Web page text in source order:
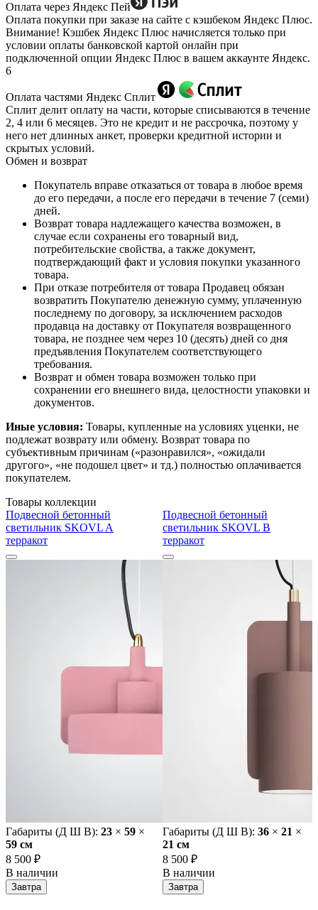
Оплата через Яндекс Пей
Оплата покупки при заказе на сайте с кэшбеком Яндекс Плюс.
Внимание! Кэшбек Яндекс Плюс начисляется только при
условии оплаты банковской картой онлайн при
подключенной опции Яндекс Плюс в вашем аккаунте Яндекс.
6
Оплата частями Яндекс Сплит
Сплит делит оплату на части, которые списываются в течение
2, 4 или 6 месяцев. Это не кредит и не рассрочка, поэтому у
него нет длинных анкет, проверки кредитной истории и
скрытых условий.
Обмен и возврат
Покупатель вправе отказаться от товара в любое время
до его передачи, а после его передачи в течение 7 (семи)
дней.
Возврат товара надлежащего качества возможен, в
случае если сохранены его товарный вид,
потребительские свойства, а также документ,
подтверждающий факт и условия покупки указанного
товара.
При отказе потребителя от товара Продавец обязан
возвратить Покупателю денежную сумму, уплаченную
последнему по договору, за исключением расходов
продавца на доставку от Покупателя возвращенного
товара, не позднее чем через 10 (десять) дней со дня
предъявления Покупателем соответствующего
требования.
Возврат и обмен товара возможен только при
сохранении его внешнего вида, целостности упаковки и
документов.
Иные условия: Товары, купленные на условиях уценки, не
подлежат возврату или обмену. Возврат товара по
субъективным причинам («разонравился», «ожидали
другого», «не подошел цвет» и тд.) полностью оплачивается
покупателем.
Товары коллекции
Подвесной бетонный
светильник SKOVL A
терракот
Габариты (Д Ш В): 23 × 59 ×
59 cм
8 500 ₽
В наличии
Завтра
Подвесной бетонный
светильник SKOVL B
терракот
Габариты (Д Ш В): 36 × 21 ×
21 cм
8 500 ₽
В наличии
Завтра